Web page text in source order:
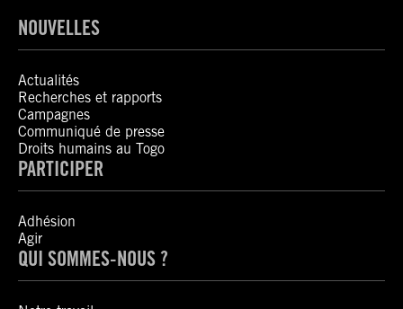
NOUVELLES
Actualités
Recherches et rapports
Campagnes
Communiqué de presse
Droits humains au Togo
PARTICIPER
Adhésion
Agir
QUI SOMMES-NOUS ?